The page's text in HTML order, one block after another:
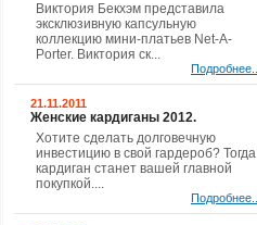
Виктория Бекхэм представила
эксклюзивную капсульную
коллекцию мини-платьев Net-A-
Porter. Виктория ск...
Подробнее...
21.11.2011
Женские кардиганы 2012.
Хотите сделать долговечную
инвестицию в свой гардероб? Тогда
кардиган станет вашей главной
покупкой....
Подробнее...